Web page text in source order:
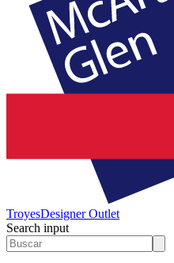
TroyesDesigner Outlet
Search input